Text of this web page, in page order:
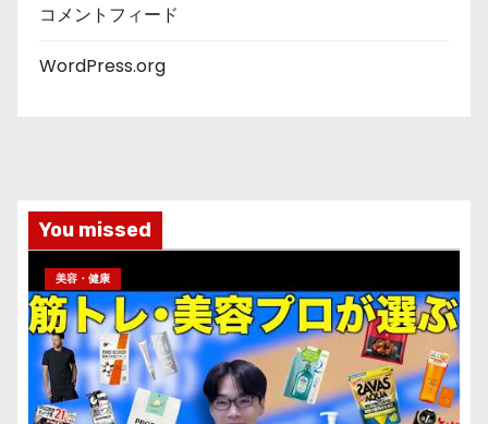
コメントフィード
WordPress.org
You missed
美容・健康